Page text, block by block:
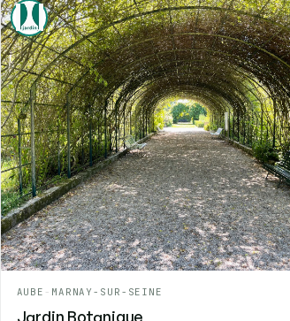
AUBE - MARNAY-SUR-SEINE
Jardin Botanique